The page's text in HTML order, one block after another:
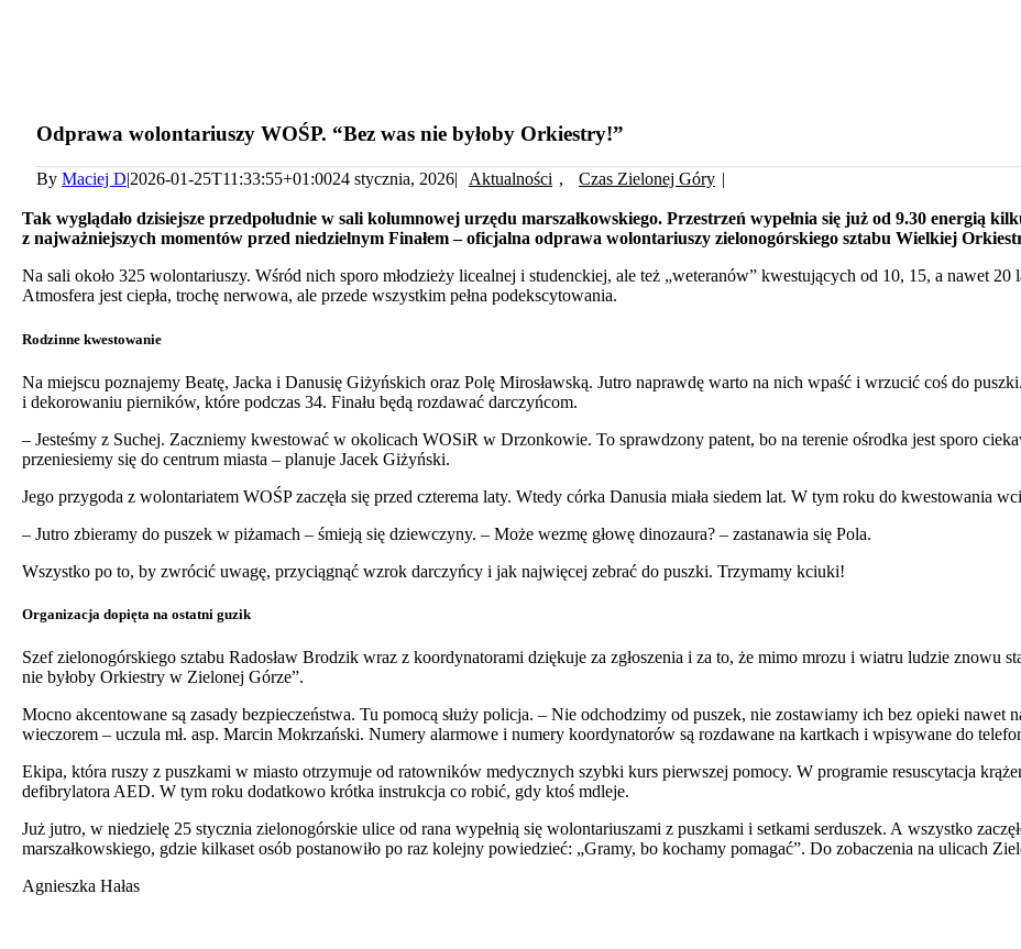
Odprawa wolontariuszy WOŚP. “Bez was nie byłoby Orkiestry!”
By Maciej D|2026-01-25T11:33:55+01:0024 stycznia, 2026| Aktualności , Czas Zielonej Góry |
Tak wyglądało dzisiejsze przedpołudnie w sali kolumnowej urzędu marszałkowskiego. Przestrzeń wypełnia się już od 9.30 energią
z najważniejszych momentów przed niedzielnym Finałem – oficjalna odprawa wolontariuszy zielonogórskiego sztabu Wielkiej
Na sali około 325 wolontariuszy. Wśród nich sporo młodzieży licealnej i studenckiej, ale też „weteranów” kwestujących od 10, 15, a nawet
Atmosfera jest ciepła, trochę nerwowa, ale przede wszystkim pełna podekscytowania.
Rodzinne kwestowanie
Na miejscu poznajemy Beatę, Jacka i Danusię Giżyńskich oraz Polę Mirosławską. Jutro naprawdę warto na nich wpaść i wrzucić coś do
i dekorowaniu pierników, które podczas 34. Finału będą rozdawać darczyńcom.
– Jesteśmy z Suchej. Zaczniemy kwestować w okolicach WOSiR w Drzonkowie. To sprawdzony patent, bo na terenie ośrodka jest sporo
przeniesiemy się do centrum miasta – planuje Jacek Giżyński.
Jego przygoda z wolontariatem WOŚP zaczęła się przed czterema laty. Wtedy córka Danusia miała siedem lat. W tym roku do kwestowania
– Jutro zbieramy do puszek w piżamach – śmieją się dziewczyny. – Może wezmę głowę dinozaura? – zastanawia się Pola.
Wszystko po to, by zwrócić uwagę, przyciągnąć wzrok darczyńcy i jak najwięcej zebrać do puszki. Trzymamy kciuki!
Organizacja dopięta na ostatni guzik
Szef zielonogórskiego sztabu Radosław Brodzik wraz z koordynatorami dziękuje za zgłoszenia i za to, że mimo mrozu i wiatru ludzie znowu
nie byłoby Orkiestry w Zielonej Górze”.
Mocno akcentowane są zasady bezpieczeństwa. Tu pomocą służy policja. – Nie odchodzimy od puszek, nie zostawiamy ich bez opieki nawet
wieczorem – uczula mł. asp. Marcin Mokrzański. Numery alarmowe i numery koordynatorów są rozdawane na kartkach i wpisywane do
Ekipa, która ruszy z puszkami w miasto otrzymuje od ratowników medycznych szybki kurs pierwszej pomocy. W programie resuscytacja
defibrylatora AED. W tym roku dodatkowo krótka instrukcja co robić, gdy ktoś mdleje.
Już jutro, w niedzielę 25 stycznia zielonogórskie ulice od rana wypełnią się wolontariuszami z puszkami i setkami serduszek. A wszystko
marszałkowskiego, gdzie kilkaset osób postanowiło po raz kolejny powiedzieć: „Gramy, bo kochamy pomagać”. Do zobaczenia na ulicach
Agnieszka Hałas